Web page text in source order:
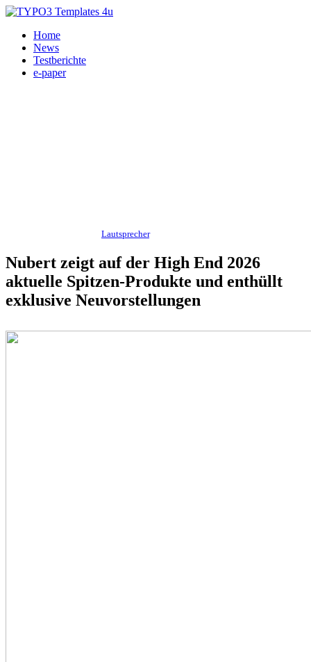
Home
News
Testberichte
e-paper
Lautsprecher, HiFi, Heimkino, Nubert 01.06.2026
Nubert zeigt auf der High End 2026
aktuelle Spitzen-Produkte und enthüllt
exklusive Neuvorstellungen